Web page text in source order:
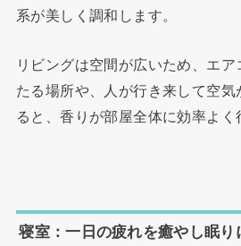
系が美しく調和します。
リビングは空間が広いため、エ
たる場所や、人が行き来して空
ると、香りが部屋全体に効率よく
寝室：一日の疲れを癒やし眠り